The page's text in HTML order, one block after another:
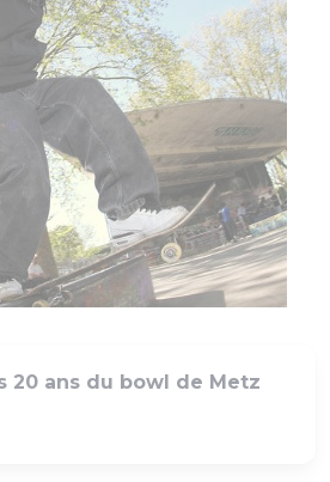
20 ans du bowl de Metz